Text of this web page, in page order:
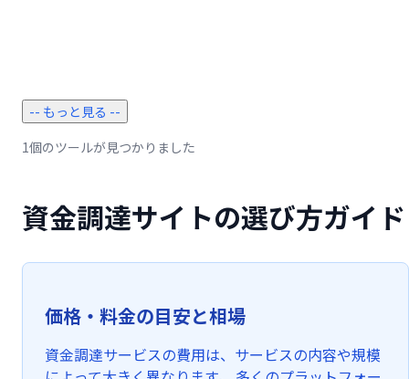
-- もっと見る --
1個のツールが見つかりました
資金調達サイトの選び方ガイド
価格・料金の目安と相場
資金調達サービスの費用は、サービスの内容や規模